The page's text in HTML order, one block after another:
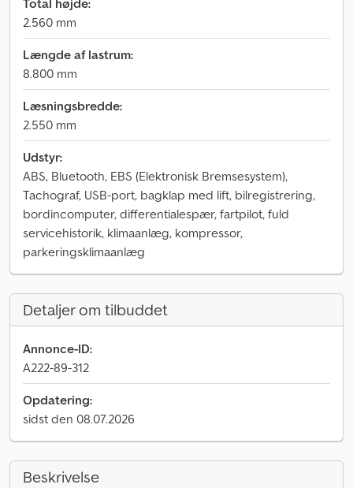
Total højde:
2.560 mm
Længde af lastrum:
8.800 mm
Læsningsbredde:
2.550 mm
Udstyr:
ABS, Bluetooth, EBS (Elektronisk Bremsesystem),
Tachograf, USB-port, bagklap med lift, bilregistrering,
bordincomputer, differentialespær, fartpilot, fuld
servicehistorik, klimaanlæg, kompressor,
parkeringsklimaanlæg
Detaljer om tilbuddet
Annonce-ID:
A222-89-312
Opdatering:
sidst den 08.07.2026
Beskrivelse